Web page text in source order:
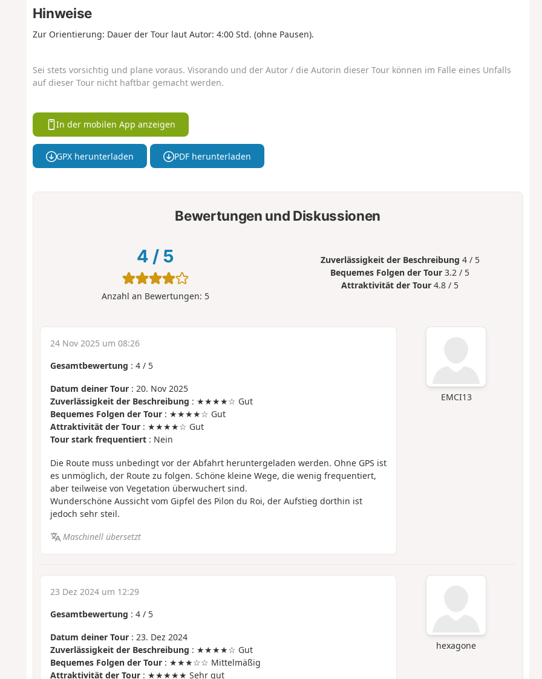
Hinweise
Zur Orientierung: Dauer der Tour laut Autor: 4:00 Std. (ohne Pausen).
Sei stets vorsichtig und plane voraus. Visorando und der Autor / die Autorin dieser Tour können im Falle eines Unfalls
auf dieser Tour nicht haftbar gemacht werden.
In der mobilen App anzeigen
GPX herunterladen PDF herunterladen
Bewertungen und Diskussionen
4 / 5
Anzahl an Bewertungen: 5
Zuverlässigkeit der Beschreibung 4 / 5
Bequemes Folgen der Tour 3.2 / 5
Attraktivität der Tour 4.8 / 5
EMCI13
24 Nov 2025 um 08:26
Gesamtbewertung : 4/ 5
Datum deiner Tour: 20. Nov 2025
Zuverlässigkeit der Beschreibung : ★★★★☆ Gut
Bequemes Folgen der Tour: ★★★★☆ Gut
Attraktivität der Tour: ★★★★☆ Gut
Tour stark frequentiert: Nein
Die Route muss unbedingt vor der Abfahrt heruntergeladen werden. Ohne GPS ist
es unmöglich, der Route zu folgen. Schöne kleine Wege, die wenig frequentiert,
aber teilweise von Vegetation überwuchert sind.
Wunderschöne Aussicht vom Gipfel des Pilon du Roi, der Aufstieg dorthin ist
jedoch sehr steil.
Maschinell übersetzt
hexagone
23 Dez 2024 um 12:29
Gesamtbewertung : 4/ 5
Datum deiner Tour: 23. Dez 2024
Zuverlässigkeit der Beschreibung : ★★★★☆ Gut
Bequemes Folgen der Tour: ★★★☆☆ Mittelmäßig
Attraktivität der Tour: ★★★★★ Sehr gut